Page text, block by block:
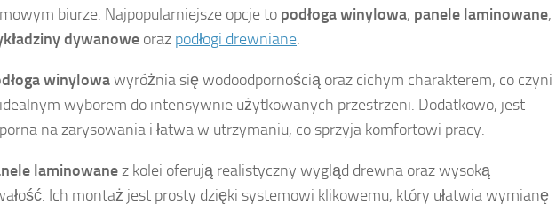
biurze. Najpopularniejsze opcje to podłoga winylowa, panele laminowane,
dywanowe oraz podłogi drewniane.
winylowawyróżnia się wodoodpornością oraz cichym charakterem, co czyni
wyborem do intensywnie użytkowanych przestrzeni. Dodatkowo, jest
na zarysowania i łatwa w utrzymaniu, co sprzyja komfortowi pracy.
laminowanez kolei oferują realistyczny wygląd drewna oraz wysoką
Ich montaż jest prosty dzięki systemowi klikowemu, który ułatwia wymianę